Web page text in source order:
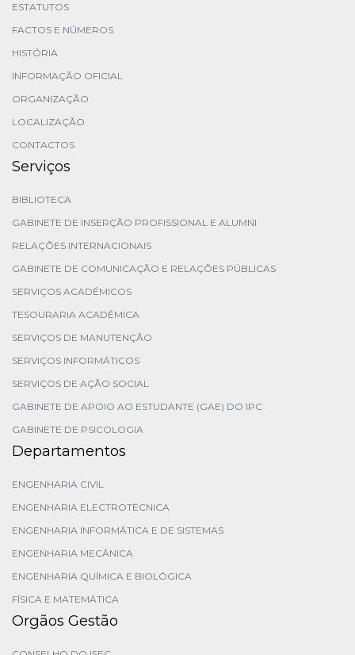
ESTATUTOS
FACTOS E NÚMEROS
HISTÓRIA
INFORMAÇÃO OFICIAL
ORGANIZAÇÃO
LOCALIZAÇÃO
CONTACTOS
Serviços
BIBLIOTECA
GABINETE DE INSERÇÃO PROFISSIONAL E ALUMNI
RELAÇÕES INTERNACIONAIS
GABINETE DE COMUNICAÇÃO E RELAÇÕES PÚBLICAS
SERVIÇOS ACADÉMICOS
TESOURARIA ACADÉMICA
SERVIÇOS DE MANUTENÇÃO
SERVIÇOS INFORMÁTICOS
SERVIÇOS DE AÇÃO SOCIAL
GABINETE DE APOIO AO ESTUDANTE (GAE) DO IPC
GABINETE DE PSICOLOGIA
Departamentos
ENGENHARIA CIVIL
ENGENHARIA ELECTROTÉCNICA
ENGENHARIA INFORMÁTICA E DE SISTEMAS
ENGENHARIA MECÂNICA
ENGENHARIA QUÍMICA E BIOLÓGICA
FÍSICA E MATEMÁTICA
Orgãos Gestão